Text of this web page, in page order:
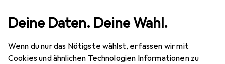
Deine Daten. Deine Wahl.
Wenn du nur das Nötigste wählst, erfassen wir mit
Cookies und ähnlichen Technologien Informationen zu
IT + Multimedia Notebooks + PCs
Ausverkauf Tablet Zubehör